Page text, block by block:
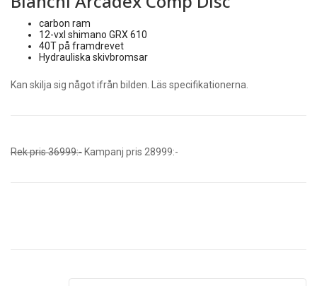
carbon ram
12-vxl shimano GRX 610
40T på framdrevet
Hydrauliska skivbromsar
Kan skilja sig något ifrån bilden. Läs specifikationerna.
Rek pris 36999:- Kampanj pris 28999:-